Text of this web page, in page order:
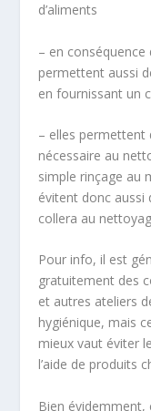
d’aliments
– en
permettent aussi
en fournissant un
– elles permettent
nécessaire au
simple rinçage au
évitent donc aussi
collera au
Pour info, il est
gratuitement des
et autres ateliers
hygiénique, mais
mieux vaut éviter
l’aide de produits
Bien évidemment,